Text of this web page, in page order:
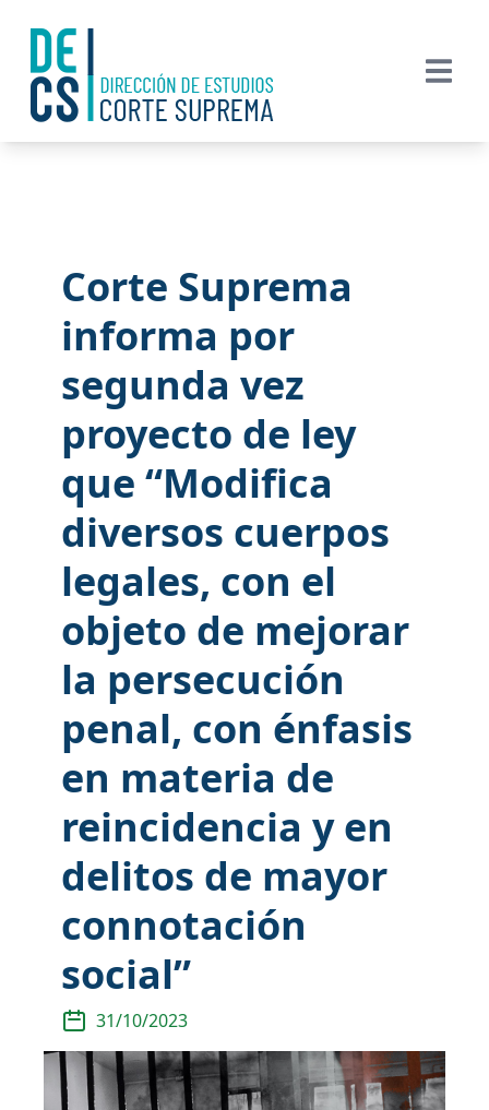
Corte Suprema
informa por
segunda vez
proyecto de ley
que “Modifica
diversos cuerpos
legales, con el
objeto de mejorar
la persecución
penal, con énfasis
en materia de
reincidencia y en
delitos de mayor
connotación
social”
31/10/2023